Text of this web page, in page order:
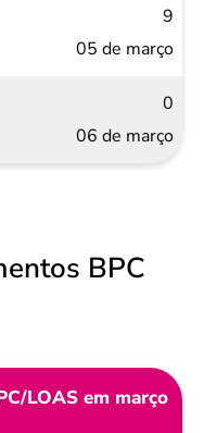
9
05 de março
0
06 de março
BPC
LOAS em março